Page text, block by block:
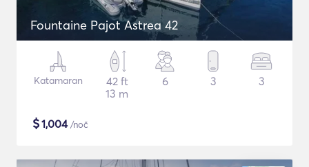
Fountaine Pajot Astrea 42
Katamaran
42 ft
13 m
6 3 3
$1,004/noč